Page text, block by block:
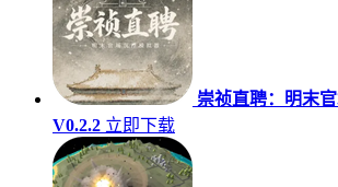
崇祯直聘：明末
V0.2.2 立即下载